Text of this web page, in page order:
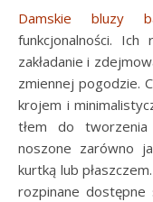
Damskie bluzy
funkcjonalności.
zakładanie i
zmiennej pogodzie.
krojem i
tłem do
noszone zarówno
kurtką lub płaszczem.
rozpinane